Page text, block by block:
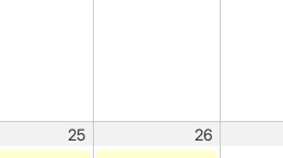
25 26